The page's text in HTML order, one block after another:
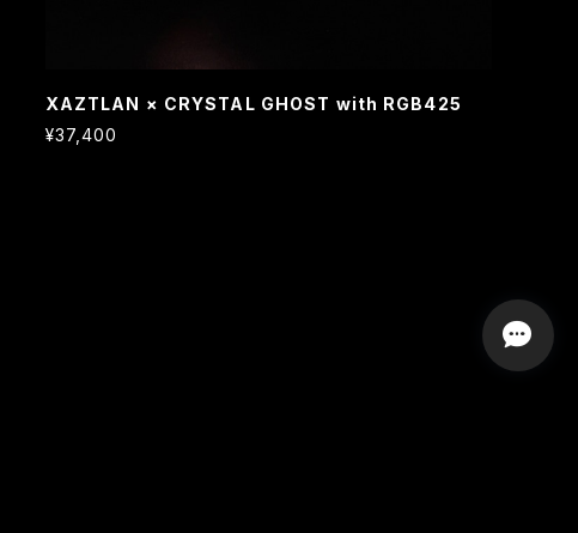
XAZTLAN × CRYSTAL GHOST with RGB425
¥37,400